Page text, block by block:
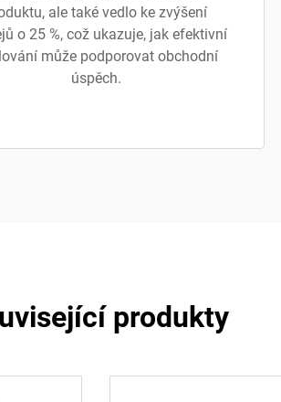
ale také vedlo ke zvýšení
o 25 %, což ukazuje, jak efektivní
může podporovat obchodní
úspěch.
produkty